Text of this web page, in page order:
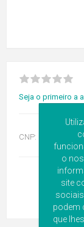
Seja o primeiro a
CNP:
o
site
podem
que